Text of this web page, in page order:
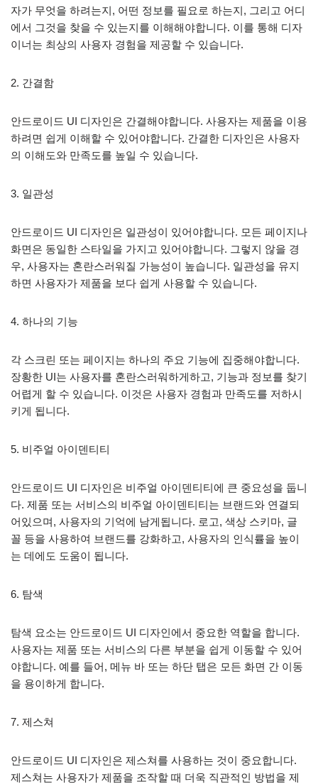
자가 무엇을 하려는지, 어떤 정보를 필요로 하는지, 그리고 어디
에서 그것을 찾을 수 있는지를 이해해야합니다. 이를 통해 디자
이너는 최상의 사용자 경험을 제공할 수 있습니다.
2. 간결함
안드로이드 UI 디자인은 간결해야합니다. 사용자는 제품을 이용
하려면 쉽게 이해할 수 있어야합니다. 간결한 디자인은 사용자
의 이해도와 만족도를 높일 수 있습니다.
3. 일관성
안드로이드 UI 디자인은 일관성이 있어야합니다. 모든 페이지나
화면은 동일한 스타일을 가지고 있어야합니다. 그렇지 않을 경
우, 사용자는 혼란스러워질 가능성이 높습니다. 일관성을 유지
하면 사용자가 제품을 보다 쉽게 사용할 수 있습니다.
4. 하나의 기능
각 스크린 또는 페이지는 하나의 주요 기능에 집중해야합니다.
장황한 UI는 사용자를 혼란스러워하게하고, 기능과 정보를 찾기
어렵게 할 수 있습니다. 이것은 사용자 경험과 만족도를 저하시
키게 됩니다.
5. 비주얼 아이덴티티
안드로이드 UI 디자인은 비주얼 아이덴티티에 큰 중요성을 둡니
다. 제품 또는 서비스의 비주얼 아이덴티티는 브랜드와 연결되
어있으며, 사용자의 기억에 남게됩니다. 로고, 색상 스키마, 글
꼴 등을 사용하여 브랜드를 강화하고, 사용자의 인식률을 높이
는 데에도 도움이 됩니다.
6. 탐색
탐색 요소는 안드로이드 UI 디자인에서 중요한 역할을 합니다.
사용자는 제품 또는 서비스의 다른 부분을 쉽게 이동할 수 있어
야합니다. 예를 들어, 메뉴 바 또는 하단 탭은 모든 화면 간 이동
을 용이하게 합니다.
7. 제스쳐
안드로이드 UI 디자인은 제스쳐를 사용하는 것이 중요합니다.
제스쳐는 사용자가 제품을 조작할 때 더욱 직관적인 방법을 제